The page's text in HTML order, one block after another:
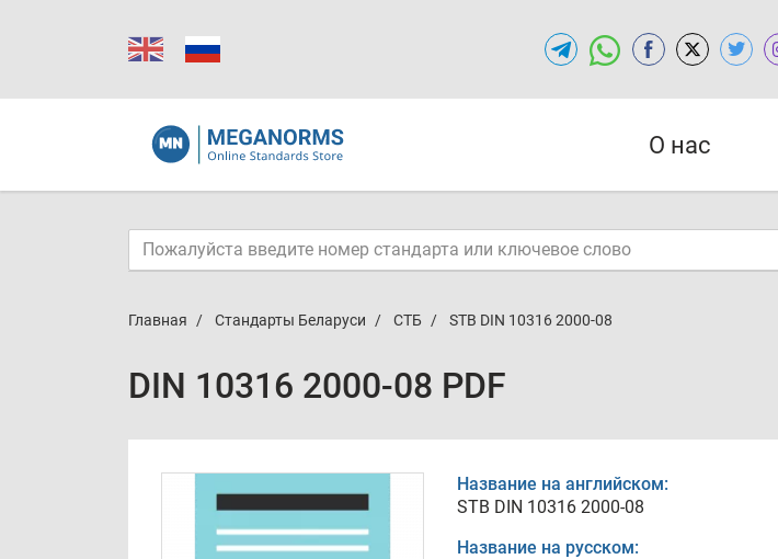
О нас
Главная Стандарты Беларуси СТБ STB DIN 10316 2000-08
DIN 10316 2000-08 PDF
Название на английском:
STB DIN 10316 2000-08
Название на русском: